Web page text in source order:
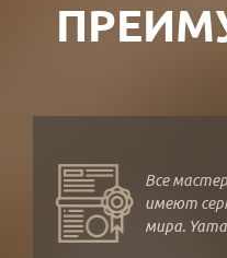
Все
имеют
мира.